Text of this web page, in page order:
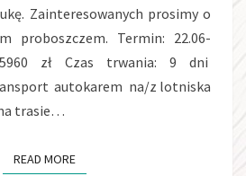
Zainteresowanych prosimy o
proboszczem. Termin: 22.06-
5960 zł Czas trwania: 9 dni
autokarem na/z lotniska
trasie…
READ MOREREAD MORE